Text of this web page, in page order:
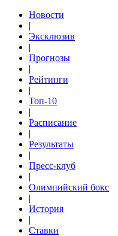
Новости
|
Эксклюзив
|
Прогнозы
|
Рейтинги
|
Топ-10
|
Расписание
|
Результаты
|
Пресс-клуб
|
Олимпийский бокс
|
История
|
Ставки